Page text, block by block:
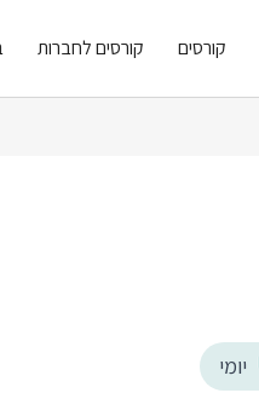
קורסים קורסים לחברות
יומי